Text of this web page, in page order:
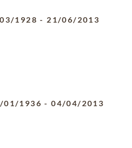
1928 - 21/06/2013
01/1936 -04/04/2013